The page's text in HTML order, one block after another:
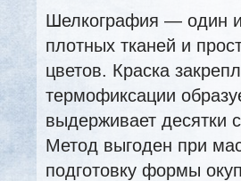
Шелкография — один
плотных тканей и
цветов. Краска
термофиксации
выдерживает десятки
Метод выгоден при
подготовку формы